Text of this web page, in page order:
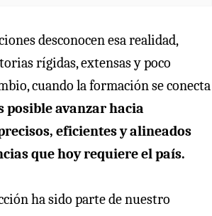
desconocen esa realidad,
rígidas, extensas y poco
cuando la formación se conecta
posible avanzar hacia
eficientes y alineados
que hoy requiere el país.
ha sido parte de nuestro